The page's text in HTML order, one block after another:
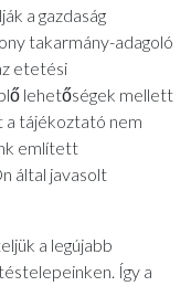
a gazdaság
takarmány-adagoló
etetési
lehetőségek mellett
a tájékoztató nem
említett
által javasolt
a legújabb
Így a